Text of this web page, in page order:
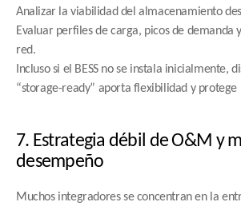
Analizar la viabilidad del almacenamiento
Evaluar perfiles de carga, picos de demanda
red.
Incluso si el BESS no se instala inicialmente,
“storage-ready” aporta flexibilidad y
7. Estrategia débil de O&M y
desempeño
Muchos integradores se concentran en la